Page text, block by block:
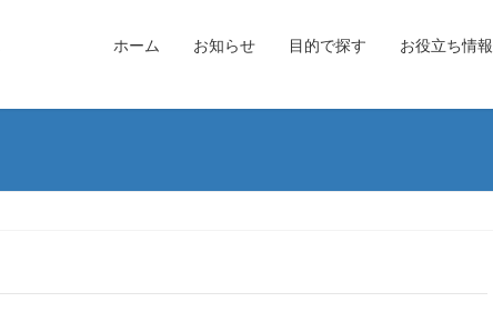
ホーム お知らせ 目的で探す お役立ち情報